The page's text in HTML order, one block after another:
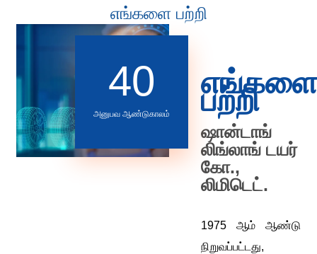
எங்களை பற்றி
40
அனுபவ ஆண்டுகாலம்
எங்களை
பற்றி
ஷான்டாங்
லிங்லாங் டயர்
கோ.,
லிமிடெட்.
1975 ஆம் ஆண்டு
நிறுவப்பட்டது,